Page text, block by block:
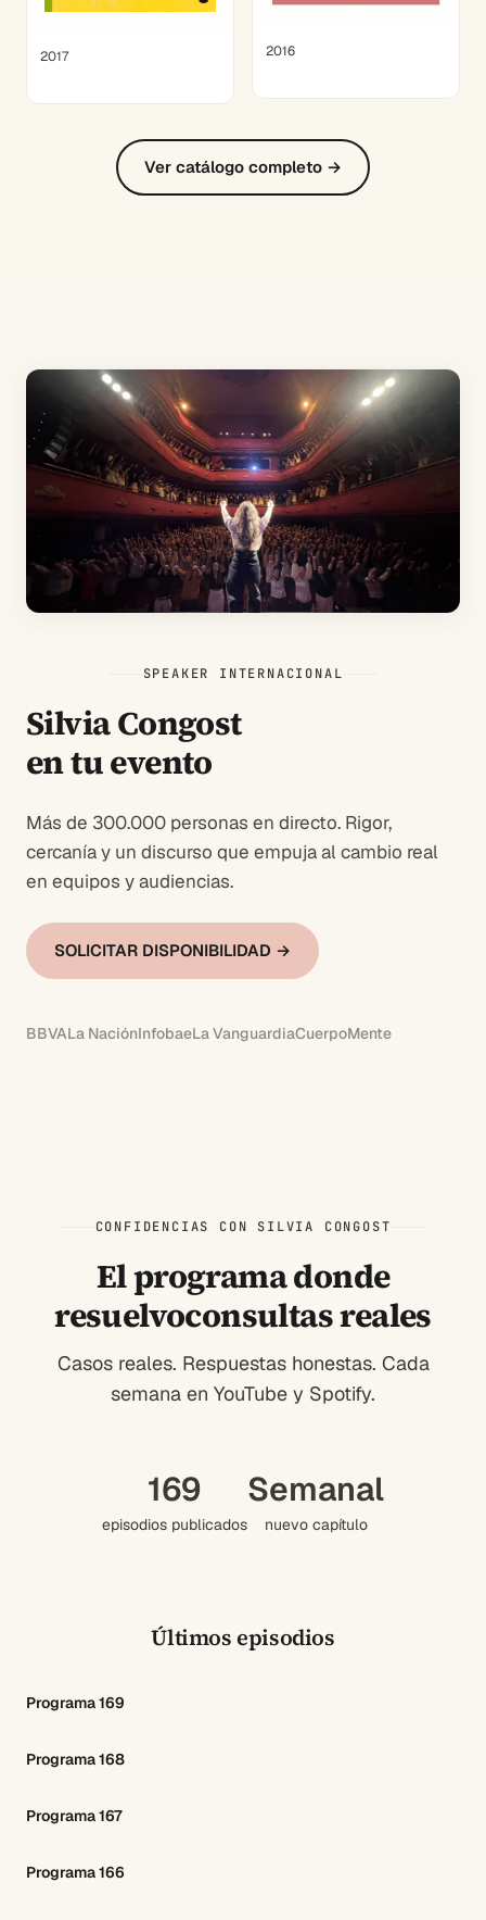
2017 2016
Ver catálogo completo →
SPEAKER INTERNACIONAL
Silvia Congost
en tu evento
Más de 300.000 personas en directo. Rigor,
cercanía y un discurso que empuja al cambio real
en equipos y audiencias.
SOLICITAR DISPONIBILIDAD →
BBVALa NaciónInfobaeLa VanguardiaCuerpoMente
CONFIDENCIAS CON SILVIA CONGOST
El programa donde
resuelvoconsultas reales
Casos reales. Respuestas honestas. Cada
semana en YouTube y Spotify.
169
episodios publicados
Semanal
nuevo capítulo
Últimos episodios
Programa 169
Programa 168
Programa 167
Programa 166